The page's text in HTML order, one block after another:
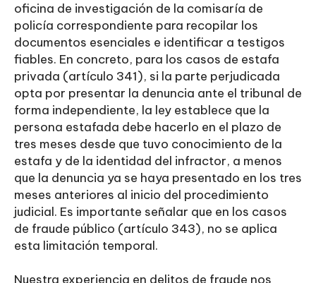
oficina de investigación de la comisaría de
policía correspondiente para recopilar los
documentos esenciales e identificar a testigos
fiables. En concreto, para los casos de estafa
privada (artículo 341), si la parte perjudicada
opta por presentar la denuncia ante el tribunal de
forma independiente, la ley establece que la
persona estafada debe hacerlo en el plazo de
tres meses desde que tuvo conocimiento de la
estafa y de la identidad del infractor, a menos
que la denuncia ya se haya presentado en los tres
meses anteriores al inicio del procedimiento
judicial. Es importante señalar que en los casos
de fraude público (artículo 343), no se aplica
esta limitación temporal.
Nuestra experiencia en delitos de fraude nos